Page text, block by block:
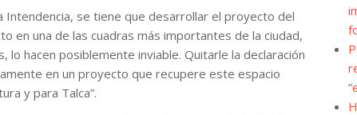
Intendencia, se tiene que desarrollar el proyecto del
en una de las cuadras más importantes de la ciudad,
hacen posiblemente inviable. Quitarle la declaración
en un proyecto que recupere este espacio
y para Talca”.